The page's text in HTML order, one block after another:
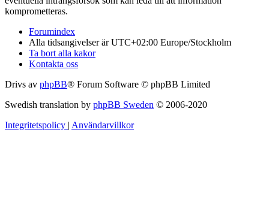
komprometteras.
Forumindex
Alla tidsangivelser är UTC+02:00 Europe/Stockholm
Ta bort alla kakor
Kontakta oss
Drivs av phpBB® Forum Software © phpBB Limited
Swedish translation by phpBB Sweden © 2006-2020
Integritetspolicy | Användarvillkor